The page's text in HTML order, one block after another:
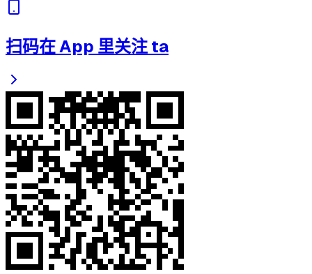
扫码在 App 里关注 ta